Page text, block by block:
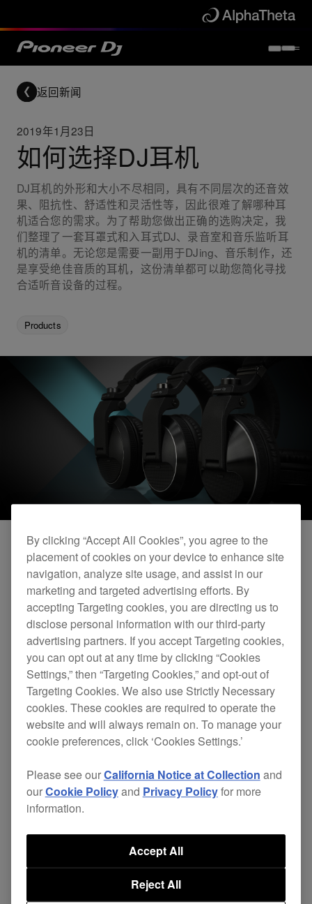
返回新闻
2019年1月23日
如何选择DJ耳机
DJ耳机的外形和大小不尽相同，具有不同层次的还音效
果、阻抗性、舒适性和灵活性等，因此很难了解哪种耳
机适合您的需求。为了帮助您做出正确的选购决定，我
们整理了一套耳罩式和入耳式DJ、录音室和音乐监听耳
机的清单。无论您是需要一副用于DJing、音乐制作，还
是享受绝佳音质的耳机，这份清单都可以助您简化寻找
合适听音设备的过程。
Products
家庭日常音乐监听和
需要一副耳机来开启您的DJ生涯吗？或者您希望听
到清晰立体的音乐？我们专为满足此类需求提供了
便于携带，可提供高品质音效。耳罩式HDJ-X5耳
机最为经济实惠，配备40 mm驱动器，频率范围可
达5 Hz-30 kHz，具有灵活的头带和90度旋转功
By clicking “Accept All Cookies”, you agree to the
placement of cookies on your device to enhance site
navigation, analyze site usage, and assist in our
marketing and targeted advertising efforts. By
accepting Targeting cookies, you are directing us to
disclose personal information with our third-party
advertising partners. If you accept Targeting cookies,
you can opt out at any time by clicking “Cookies
Settings,” then “Targeting Cookies,” and opt-out of
Targeting Cookies. We also use Strictly Necessary
cookies. These cookies are required to operate the
website and will always remain on. To manage your
cookie preferences, click ‘Cookies Settings.’
Please see ourCalifornia Notice at Collection and
ourCookie Policyand Privacy Policyfor more
information.
Reject All
Accept All